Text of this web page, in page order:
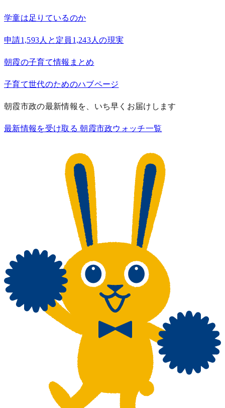
学童は足りているのか
申請1,593人と定員1,243人の現実
朝霞の子育て情報まとめ
子育て世代のためのハブページ
朝霞市政の最新情報を、いち早くお届けします
最新情報を受け取る朝霞市政ウォッチ一覧